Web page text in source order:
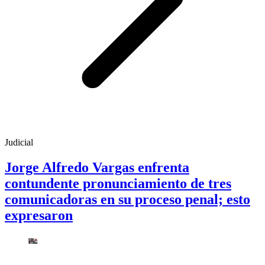
Judicial
Jorge Alfredo Vargas enfrenta
contundente pronunciamiento de tres
comunicadoras en su proceso penal; esto
expresaron